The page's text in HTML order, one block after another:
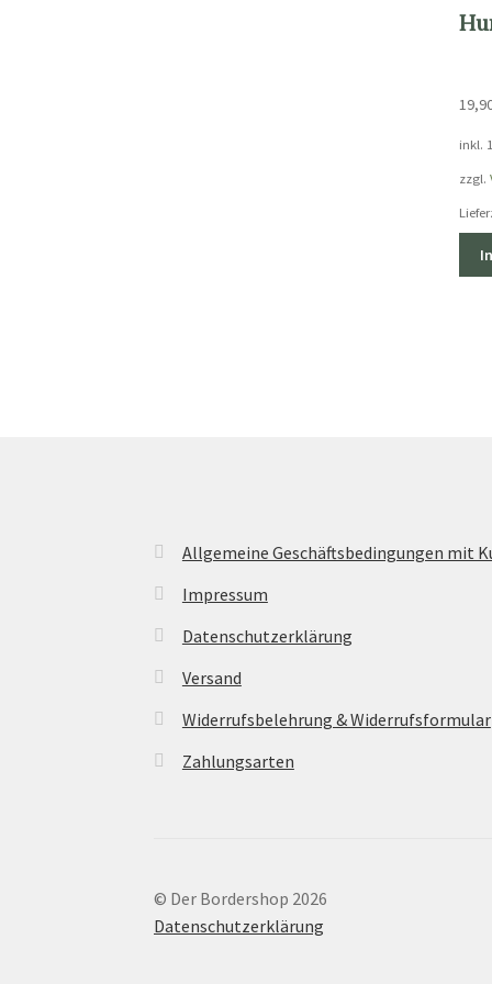
inkl.
zzgl.
Allgemeine Geschäftsbedingungen mit
Impressum
Datenschutzerklärung
Versand
Widerrufsbelehrung & Widerrufsformular
Zahlungsarten
© Der Bordershop 2026
Datenschutzerklärung